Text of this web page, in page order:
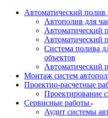
Автоматический
Автополив для
Автоматический
Автоматический
Система полива
объектов
Автоматический
Монтаж систем
Проектно-расчетные
Проектирование
Сервисные работы
Аудит системы